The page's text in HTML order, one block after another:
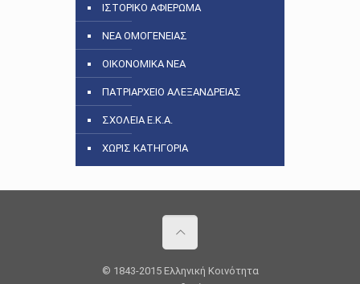
ΙΣΤΟΡΙΚΟ ΑΦΙΕΡΩΜΑ
ΝΕΑ ΟΜΟΓΕΝΕΙΑΣ
ΟΙΚΟΝΟΜΙΚΑ ΝΕΑ
ΠΑΤΡΙΑΡΧΕΙΟ ΑΛΕΞΑΝΔΡΕΙΑΣ
ΣΧΟΛΕΙΑ Ε.Κ.Α.
ΧΩΡΙΣ ΚΑΤΗΓΟΡΙΑ
© 1843-2015 Ελληνική Κοινότητα